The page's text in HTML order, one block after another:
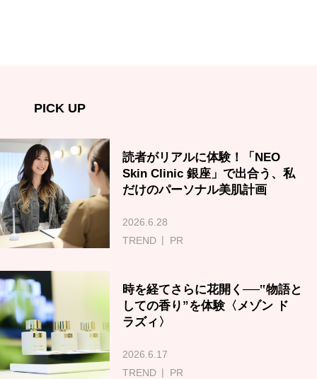
PICK UP
読者がリアルに体験！「NEO
Skin Clinic 銀座」で出合う、私
だけのパーソナル美肌計画
2026.6.28
TREND
PR
時を経てさらに花開く──‟物語と
しての香り”を体験〈メゾン ド
ラズィ〉
2026.6.17
TREND
PR